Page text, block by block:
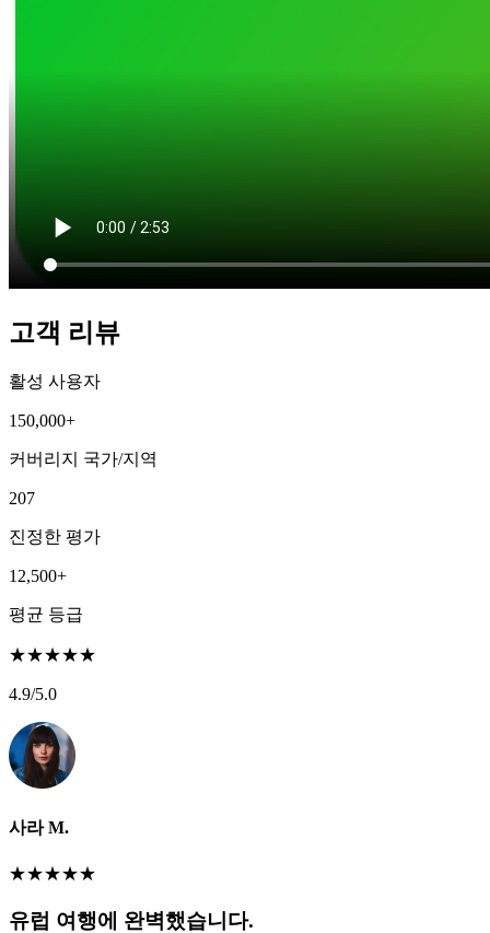
고객 리뷰
활성 사용자
150,000+
커버리지 국가/지역
207
진정한 평가
12,500+
평균 등급
★★★★★
4.9/5.0
사라 M.
★★★★★
유럽 여행에 완벽했습니다.